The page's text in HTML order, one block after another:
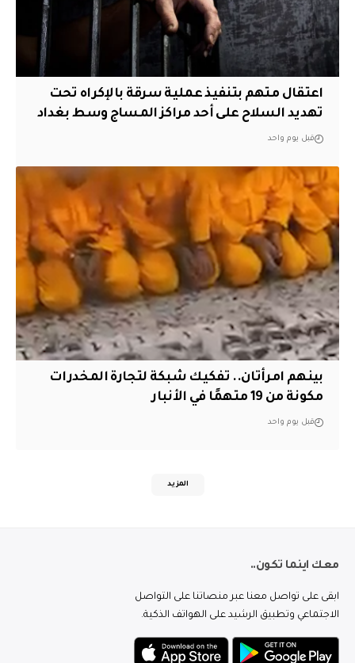
اعتقال متهم بتنفيذ عملية سرقة بالإكراه تحت
تهديد السلاح على أحد مراكز المساج وسط بغداد
قبل يوم واحد
بينهم امرأتان.. تفكيك شبكة لتجارة المخدرات
مكونة من 19 متهمًا في الأنبار
قبل يوم واحد
المزيد
معك اينما تكون..
ابقى على تواصل معنا عبر منصاتنا على التواصل
الاجتماعي وتطبيق الرشيد على الهواتف الذكية.